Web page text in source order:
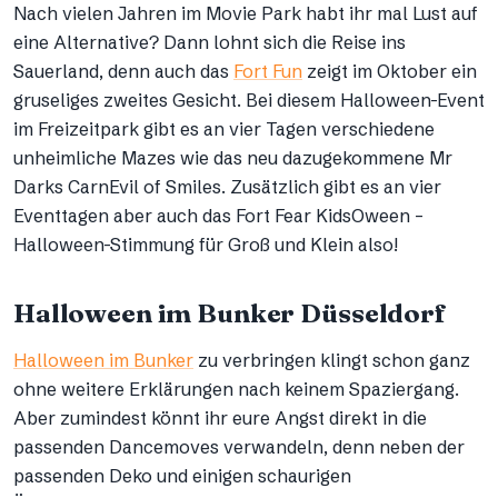
Nach vielen Jahren im Movie Park habt ihr mal Lust auf
eine Alternative? Dann lohnt sich die Reise ins
Sauerland, denn auch das Fort Fun zeigt im Oktober ein
gruseliges zweites Gesicht. Bei diesem Halloween-Event
im Freizeitpark gibt es an vier Tagen verschiedene
unheimliche Mazes wie das neu dazugekommene Mr
Darks CarnEvil of Smiles. Zusätzlich gibt es an vier
Eventtagen aber auch das Fort Fear KidsOween –
Halloween-Stimmung für Groß und Klein also!
Halloween im Bunker Düsseldorf
Halloween im Bunker zu verbringen klingt schon ganz
ohne weitere Erklärungen nach keinem Spaziergang.
Aber zumindest könnt ihr eure Angst direkt in die
passenden Dancemoves verwandeln, denn neben der
passenden Deko und einigen schaurigen